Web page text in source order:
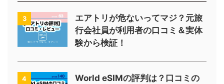
3
エアトリが危ないってマジ？元旅
行会社員が利用者の口コミ＆実体
験から検証！
4
World eSIMの評判は？口コミの